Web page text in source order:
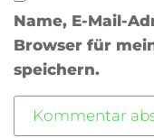
Name, E-Mail-
Browser für
speichern.